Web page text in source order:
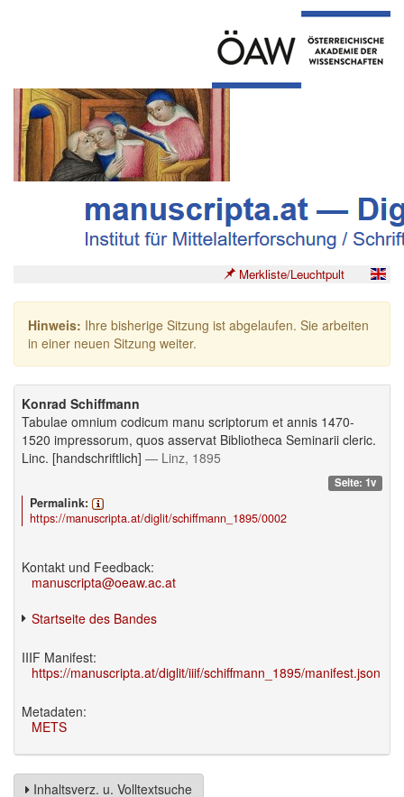
Merkliste/Leuchtpult
Hinweis: Ihre bisherige Sitzung ist abgelaufen. Sie arbeiten
in einer neuen Sitzung weiter.
Konrad Schiffmann
Tabulae omnium codicum manu scriptorum et annis 1470-
1520 impressorum, quos asservat Bibliotheca Seminarii cleric.
Linc. [handschriftlich] — Linz, 1895
Seite: 1v
Permalink:
https://manuscripta.at/diglit/schiffmann_1895/0002
Kontakt und Feedback:
manuscripta@oeaw.ac.at
Startseite des Bandes
IIIF Manifest:
https://manuscripta.at/diglit/iiif/schiffmann_1895/manifest.json
Metadaten:
METS
Inhaltsverz. u. Volltextsuche